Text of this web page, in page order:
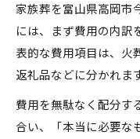
家族葬を富山県高岡市
には、まず費用の内訳
表的な費用項目は、火
返礼品などに分かれます
費用を無駄なく配分す
合い、「本当に必要な